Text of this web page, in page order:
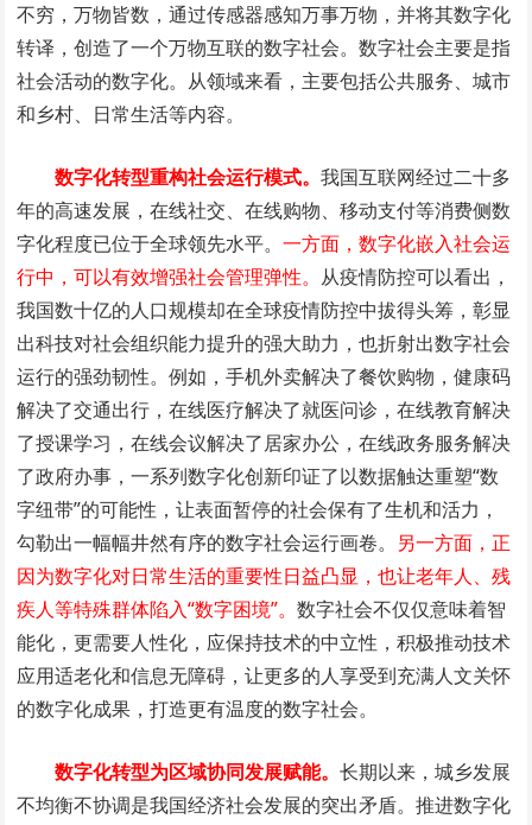
不穷，万物皆数，通过传感器感知万事万物，并将其数字化
转译，创造了一个万物互联的数字社会。数字社会主要是指
社会活动的数字化。从领域来看，主要包括公共服务、城市
和乡村、日常生活等内容。
数字化转型重构社会运行模式。我国互联网经过二十多
年的高速发展，在线社交、在线购物、移动支付等消费侧数
字化程度已位于全球领先水平。一方面，数字化嵌入社会运
行中，可以有效增强社会管理弹性。 从疫情防控可以看出，
我国数十亿的人口规模却在全球疫情防控中拔得头筹，彰显
出科技对社会组织能力提升的强大助力，也折射出数字社会
运行的强劲韧性。例如，手机外卖解决了餐饮购物，健康码
解决了交通出行，在线医疗解决了就医问诊，在线教育解决
了授课学习，在线会议解决了居家办公，在线政务服务解决
了政府办事，一系列数字化创新印证了以数据触达重塑“数
字纽带”的可能性，让表面暂停的社会保有了生机和活力，
勾勒出一幅幅井然有序的数字社会运行画卷。 另一方面，正
因为数字化对日常生活的重要性日益凸显，也让老年人、残
疾人等特殊群体陷入“数字困境”。数字社会不仅仅意味着智
能化，更需要人性化，应保持技术的中立性，积极推动技术
应用适老化和信息无障碍，让更多的人享受到充满人文关怀
的数字化成果，打造更有温度的数字社会。
数字化转型为区域协同发展赋能。长期以来，城乡发展
不均衡不协调是我国经济社会发展的突出矛盾。推进数字化